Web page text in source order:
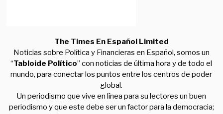
The Times En Español Limited
Noticias sobre Política y Financieras en Español, somos un
“Tabloide Político” con noticias de última hora y de todo el
mundo, para conectar los puntos entre los centros de poder
global.
Un periodismo que vive en línea para su lectores un buen
periodismo y que este debe ser un factor para la democracia;